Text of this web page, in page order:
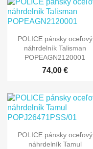
POLICE pánsky oceľový
náhrdelník Talisman
POPEAGN2120001
74,00 €
POLICE pánsky oceľový
náhrdelník Tamul